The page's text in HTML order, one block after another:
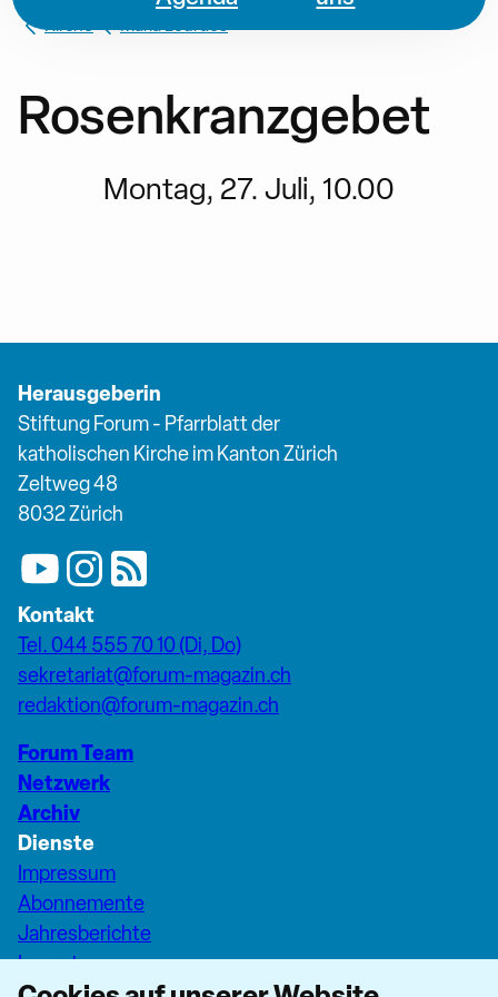
Kirche Maria Lourdes
Rosenkranzgebet
Montag, 27. Juli, 10.00
Herausgeberin
Stiftung Forum - Pfarrblatt der
katholischen Kirche im Kanton Zürich
Zeltweg 48
8032 Zürich
Kontakt
Tel. 044 555 70 10 (Di, Do)
sekretariat@forum-magazin.ch
redaktion@forum-magazin.ch
Forum Team
Netzwerk
Archiv
Dienste
Impressum
Abonnemente
Jahresberichte
Inserate